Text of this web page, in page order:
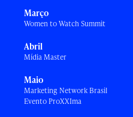
Março
Women to Watch Summit
Abril
Mídia Master
Maio
Marketing Network Brasil
Evento ProXXIma